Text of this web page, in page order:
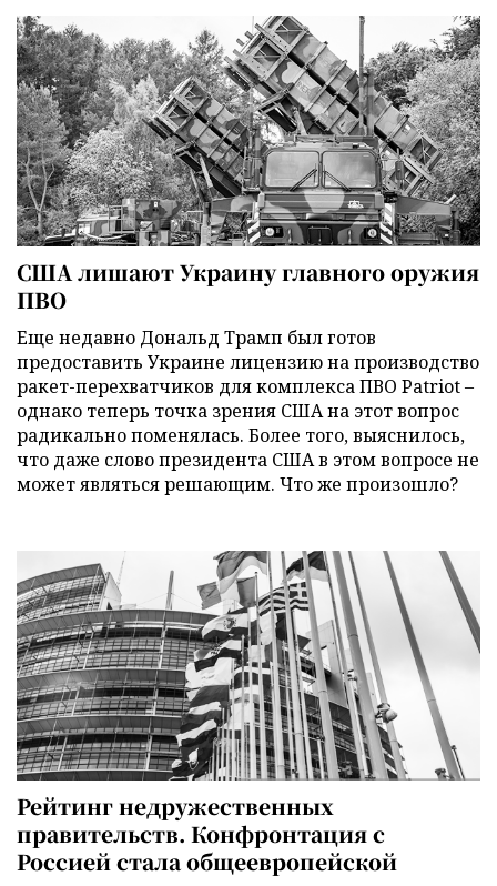
США лишают Украину главного оружия
ПВО
Еще недавно Дональд Трамп был готов
предоставить Украине лицензию на производство
ракет-перехватчиков для комплекса ПВО Patriot –
однако теперь точка зрения США на этот вопрос
радикально поменялась. Более того, выяснилось,
что даже слово президента США в этом вопросе не
может являться решающим. Что же произошло?
Рейтинг недружественных
правительств. Конфронтация с
Россией стала общеевропейской